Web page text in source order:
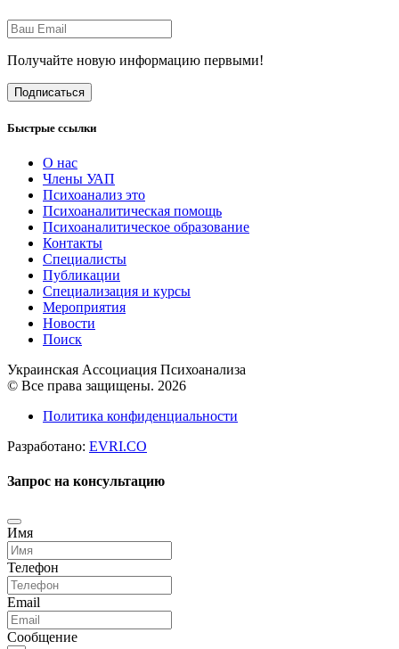
Получайте новую информацию первыми!
Подписаться
Быстрые ссылки
О нас
Члены УАП
Психоанализ это
Психоаналитическая помощь
Психоаналитическое образование
Контакты
Специалисты
Публикации
Специализация и курсы
Мероприятия
Новости
Поиск
Украинская Ассоциация Психоанализа
© Все права защищены. 2026
Политика конфиденциальности
Разработано: EVRI.CO
Запрос на консультацию
Имя
Телефон
Email
Сообщение